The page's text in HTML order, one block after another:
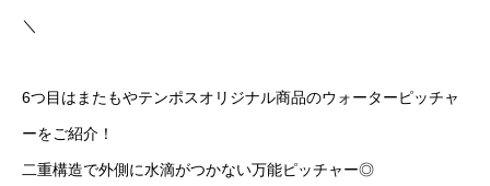
＼
6つ目はまたもやテンポスオリジナル商品のウォーターピッチャ
ーをご紹介！
二重構造で外側に水滴がつかない万能ピッチャー◎